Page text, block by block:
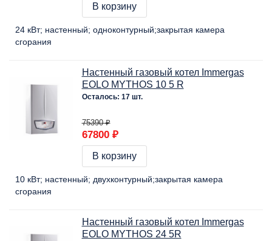
В корзину
24 кВт настенный одноконтурный закрытая камера
сгорания
Настенный газовый котел Immergas
EOLO MYTHOS 10 5 R
Осталось: 17 шт.
75390 ₽
67800 ₽
В корзину
10 кВт настенный двухконтурный закрытая камера
сгорания
Настенный газовый котел Immergas
EOLO MYTHOS 24 5R